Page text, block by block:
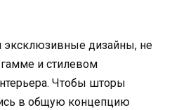
эксклюзивные дизайны, не
и стилевом
Чтобы шторы
в общую концепцию